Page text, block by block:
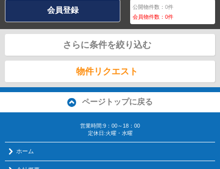
会員登録 公開物件数：0件
会員物件数：0件
さらに条件を絞り込む
物件リクエスト
ページトップに戻る
営業時間:9：00～18：00
定休日:火曜・水曜
ホーム